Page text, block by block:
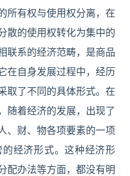
所有权与使用权分离，在
散的使用权转化为集中的
联系的经济范畴，是商品
在自身发展过程中，经历
取了不同的具体形式。在
随着经济的发展，出现了
、财、物各项要素的一项
经济形式。这种经济形
配办法等方面，都没有明